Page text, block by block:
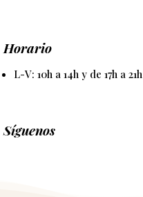
Horario
L-V: 10h a 14h y de 17h a 21h
Síguenos